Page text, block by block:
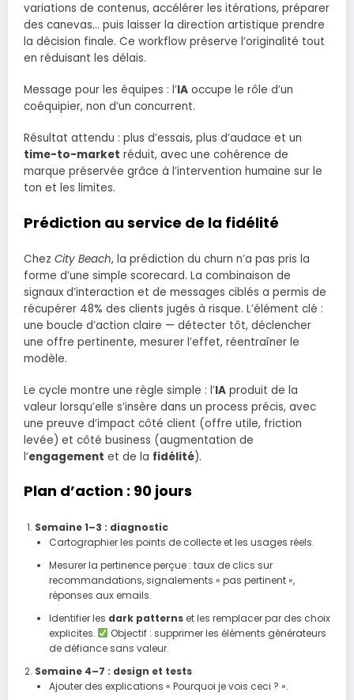
variations de contenus, accélérer les itérations, préparer
des canevas… puis laisser la direction artistique prendre
la décision finale. Ce workflow préserve l’originalité tout
en réduisant les délais.
Message pour les équipes : l’IA occupe le rôle d’un
coéquipier, non d’un concurrent.
Résultat attendu : plus d’essais, plus d’audace et un
time-to-market réduit, avec une cohérence de
marque préservée grâce à l’intervention humaine sur le
ton et les limites.
Prédiction au service de la fidélité
Chez City Beach, la prédiction du churn n’a pas pris la
forme d’une simple scorecard. La combinaison de
signaux d’interaction et de messages ciblés a permis de
récupérer 48% des clients jugés à risque. L’élément clé :
une boucle d’action claire — détecter tôt, déclencher
une offre pertinente, mesurer l’effet, réentraîner le
modèle.
Le cycle montre une règle simple : l’IA produit de la
valeur lorsqu’elle s’insère dans un process précis, avec
une preuve d’impact côté client (offre utile, friction
levée) et côté business (augmentation de
l’engagement et de la fidélité).
Plan d’action : 90 jours
Semaine 1–3 : diagnostic
Cartographier les points de collecte et les usages réels.
Mesurer la pertinence perçue : taux de clics sur
recommandations, signalements « pas pertinent »,
réponses aux emails.
Identifier les dark patternset les remplacer par des choix
explicites.
Objectif : supprimer les éléments générateurs
de défiance sans valeur.
Semaine 4–7 : design et tests
Ajouter des explications « Pourquoi je vois ceci ? ».